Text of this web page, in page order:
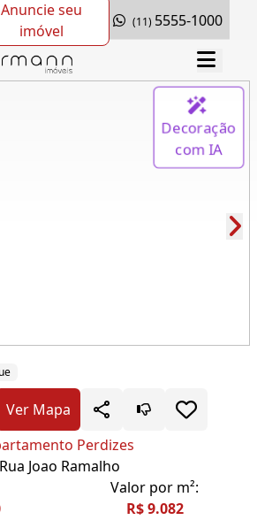
Anuncie seu
imóvel
(11) 5555-1000
Decoração
com IA
Ver Mapa
Perdizes
Rua Joao Ramalho
Valor por m²:
R$ 9.082